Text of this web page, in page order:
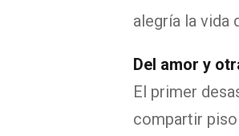
alegría la vida
Del amor y
El primer
compartir